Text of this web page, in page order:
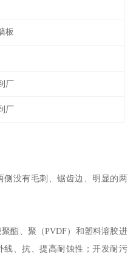
板
厂
厂
没有毛刺、锯齿边、明显的两
酯、聚（PVDF）和塑料溶胶进
、抗、提高耐蚀性；开发耐污